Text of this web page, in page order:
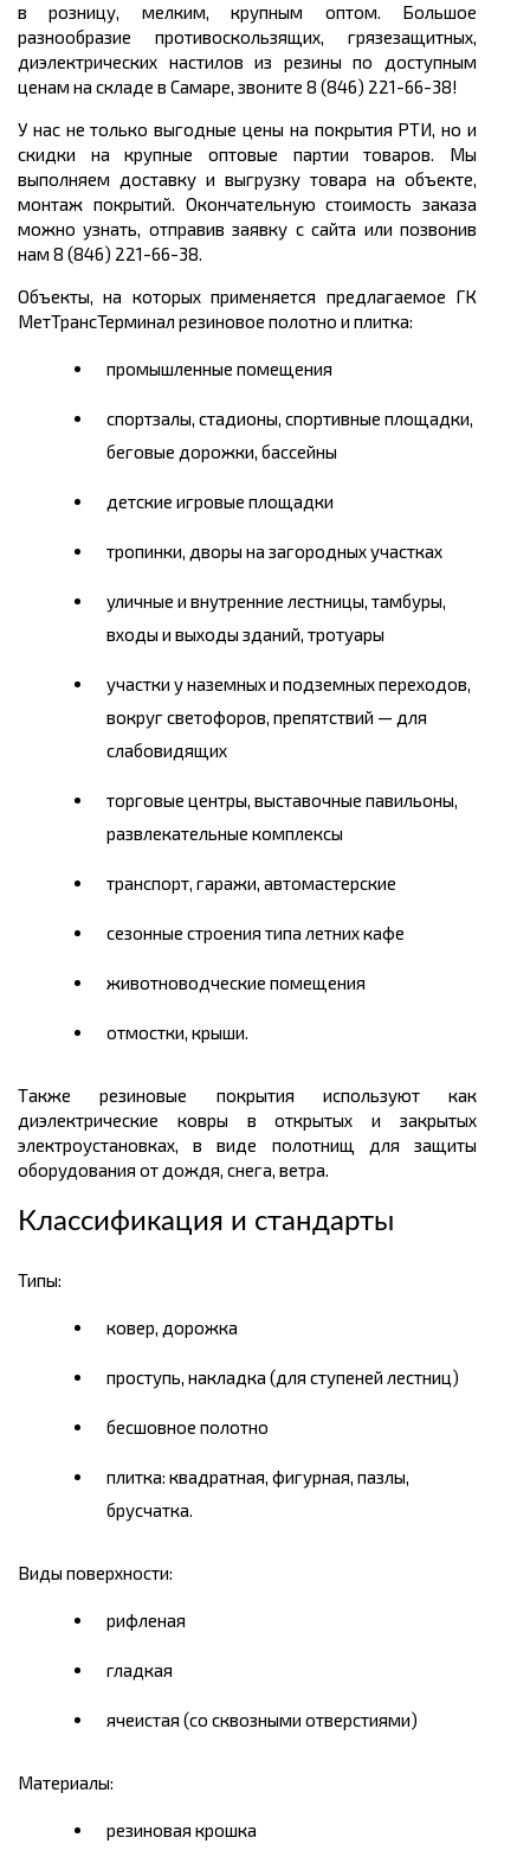
в розницу, мелким, крупным оптом. Большое
разнообразие противоскользящих, грязезащитных,
диэлектрических настилов из резины по доступным
ценам на складе в Самаре, звоните 8 (846) 221-66-38!
У нас не только выгодные цены на покрытия РТИ, но и
скидки на крупные оптовые партии товаров. Мы
выполняем доставку и выгрузку товара на объекте,
монтаж покрытий. Окончательную стоимость заказа
можно узнать, отправив заявку с сайта или позвонив
нам 8 (846) 221-66-38.
Объекты, на которых применяется предлагаемое ГК
МетТрансТерминал резиновое полотно и плитка:
промышленные помещения
спортзалы, стадионы, спортивные площадки,
беговые дорожки, бассейны
детские игровые площадки
тропинки, дворы на загородных участках
уличные и внутренние лестницы, тамбуры,
входы и выходы зданий, тротуары
участки у наземных и подземных переходов,
вокруг светофоров, препятствий — для
слабовидящих
торговые центры, выставочные павильоны,
развлекательные комплексы
транспорт, гаражи, автомастерские
сезонные строения типа летних кафе
животноводческие помещения
отмостки, крыши.
Также резиновые покрытия используют как
диэлектрические ковры в открытых и закрытых
электроустановках, в виде полотнищ для защиты
оборудования от дождя, снега, ветра.
Классификация и стандарты
Типы:
ковер, дорожка
проступь, накладка (для ступеней лестниц)
бесшовное полотно
плитка: квадратная, фигурная, пазлы,
брусчатка.
Виды поверхности:
рифленая
гладкая
ячеистая (со сквозными отверстиями)
Материалы:
резиновая крошка